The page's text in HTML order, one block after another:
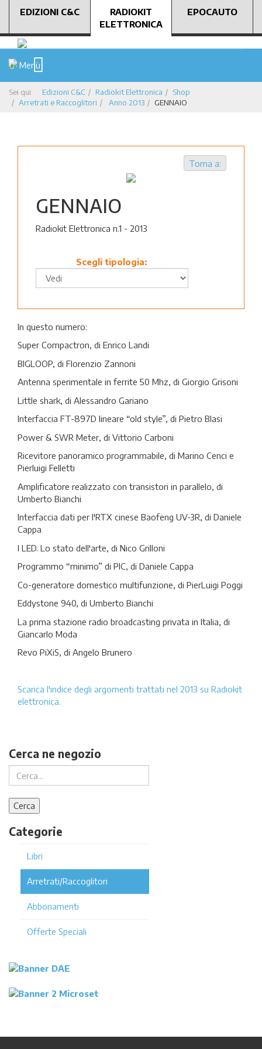
EDIZIONI C&C
RADIOKIT
ELETTRONICA
EPOCAUTO
Menù
Sei qui: Edizioni C&C Radiokit Elettronica
Shop
Arretrati e Raccoglitori
Anno 2013 GENNAIO
Torna a:
GENNAIO
Radiokit Elettronica n.1 - 2013
Scegli tipologia:
In questo numero:
Super Compactron, di Enrico Landi
BIGLOOP, di Florenzio Zannoni
Antenna sperimentale in ferrite 50 Mhz, di Giorgio Grisoni
Little shark, di Alessandro Gariano
Interfaccia FT-897D lineare “old style”, di Pietro Blasi
Power & SWR Meter, di Vittorio Carboni
Ricevitore panoramico programmabile, di Marino Cenci e
Pierluigi Felletti
Amplificatore realizzato con transistori in parallelo, di
Umberto Bianchi
Interfaccia dati per l'RTX cinese Baofeng UV-3R, di Daniele
Cappa
I LED. Lo stato dell'arte, di Nico Grilloni
Programmo “minimo” di PIC, di Daniele Cappa
Co-generatore domestico multifunzione, di PierLuigi Poggi
Eddystone 940, di Umberto Bianchi
La prima stazione radio broadcasting privata in Italia, di
Giancarlo Moda
Revo PiXiS, di Angelo Brunero
Scarica l'indice degli argomenti trattati nel 2013 su Radiokit
elettronica.
Cerca ne negozio
Categorie
Libri
Arretrati/Raccoglitori
Abbonamenti
Offerte Speciali